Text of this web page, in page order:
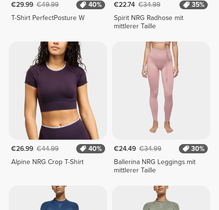
€29.99 €49.99
40%
T-Shirt PerfectPosture W
€22.74 €34.99
35%
Spirit NRG Radhose mit
mittlerer Taille
€26.99 €44.99
40%
Alpine NRG Crop T-Shirt
€24.49 €34.99
30%
Ballerina NRG Leggings mit
mittlerer Taille